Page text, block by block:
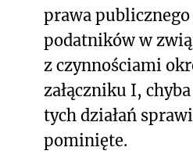
prawa publicznego
podatników w
z czynnościami
załączniku I,
tych działań
pominięte.